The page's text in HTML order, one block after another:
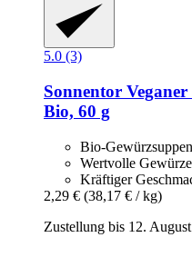
5.0 (3)
Sonnentor
Bio, 60 g
Bio-
Wertvolle Gewürze
Kräftiger
2,29 € (38,17 € / kg)
Zustellung bis 12. August